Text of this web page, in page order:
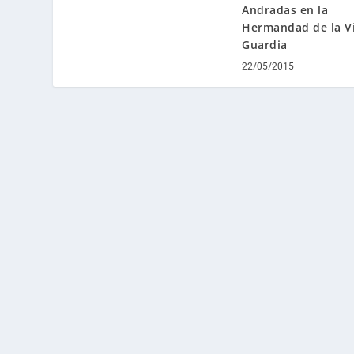
Andradas en la
Hermandad de la
Guardia
22/05/2015